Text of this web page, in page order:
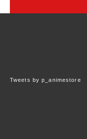
Tweets by p_animestore